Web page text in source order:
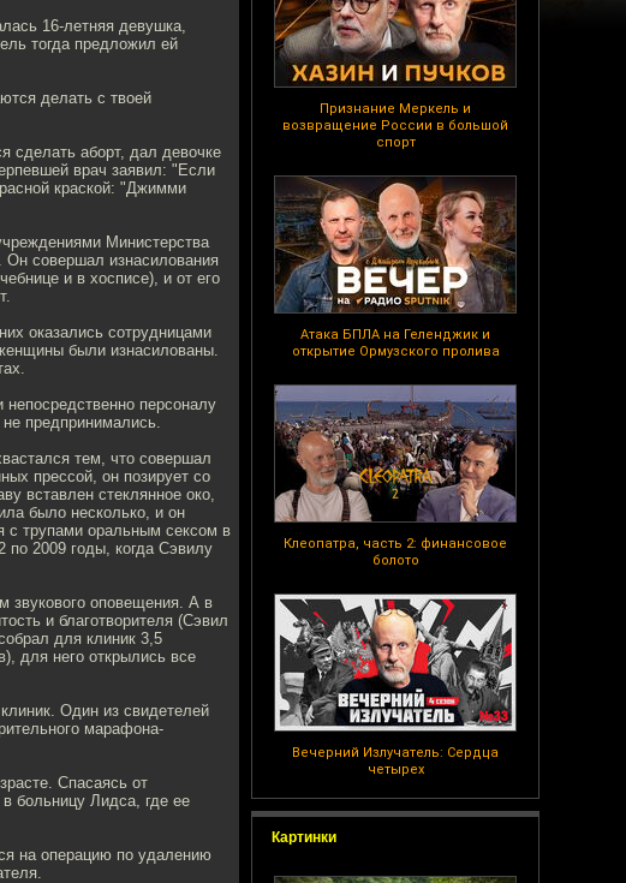
Признание Меркель и
возвращение России в большой
спорт
Атака БПЛА на Геленджик и
открытие Ормузского пролива
Клеопатра, часть 2: финансовое
болото
Вечерний Излучатель: Сердца
четырех
Картинки
16-летняя девушка,
тогда предложил ей
делать с твоей
сделать аборт, дал девочке
врач заявил: "Если
краской: "Джимми
Министерства
Он совершал изнасилования
и в хосписе), и от его
оказались сотрудницами
были изнасилованы.
персоналу
предпринимались.
тем, что совершал
прессой, он позирует со
вставлен стеклянное око,
было несколько, и он
с трупами оральным сексом в
по 2009 годы, когда Сэвилу
звукового оповещения. А в
и благотворителя (Сэвил
для клиник 3,5
для него открылись все
Один из свидетелей
марафона-
Спасаясь от
больницу Лидса, где ее
на операцию по удалению